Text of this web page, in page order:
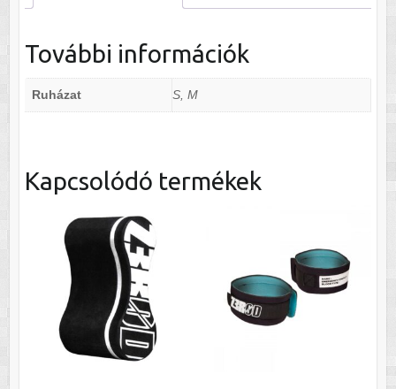
További információk
Ruházat S, M
Kapcsolódó termékek